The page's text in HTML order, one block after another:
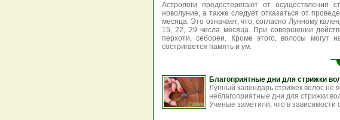
Астрологи предостерегают от осуществления
новолуние, а также следует отказаться от
месяца. Это означает, что, согласно Лунному
15, 22, 29 числа месяца. При совершении
перхоти, себореи. Кроме этого, волосы могут
состригается память и ум.
Благоприятные дни для стрижки
Лунный календарь стрижек волос не
неблагоприятные дни для стрижки
Ученые заметили, что в зависимости